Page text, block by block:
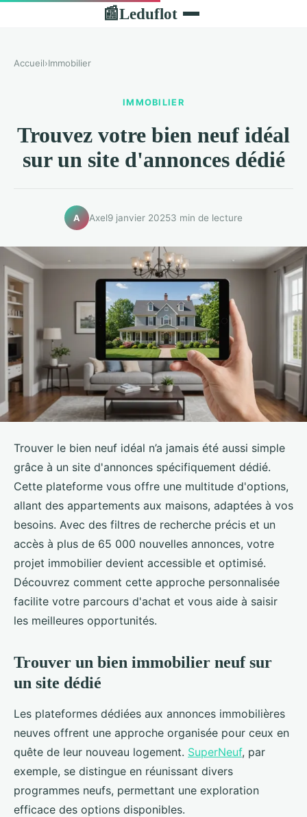
📰Leduflot
Accueil›Immobilier
IMMOBILIER
Trouvez votre bien neuf idéal
sur un site d'annonces dédié
A Axel9 janvier 20253 min de lecture
Trouver le bien neuf idéal n’a jamais été aussi simple
grâce à un site d'annonces spécifiquement dédié.
Cette plateforme vous offre une multitude d'options,
allant des appartements aux maisons, adaptées à vos
besoins. Avec des filtres de recherche précis et un
accès à plus de 65 000 nouvelles annonces, votre
projet immobilier devient accessible et optimisé.
Découvrez comment cette approche personnalisée
facilite votre parcours d'achat et vous aide à saisir
les meilleures opportunités.
Trouver un bien immobilier neuf sur
un site dédié
Les plateformes dédiées aux annonces immobilières
neuves offrent une approche organisée pour ceux en
quête de leur nouveau logement. SuperNeuf, par
exemple, se distingue en réunissant divers
programmes neufs, permettant une exploration
efficace des options disponibles.